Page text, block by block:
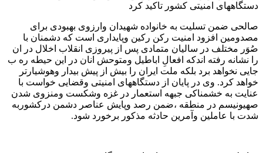
دستگاههای امنیتی کشور تاکید کرد
صالحی ضمن تسلیت به خانواده شهیدان وارزوی بهبودی برای
مصدومین افزود امنیت رکن رکین وپایداری است که دشمنان با
صُوَر مختلف در سالیان متمادی پس از پیروزی انقلاب اخلال در ان
را نشانه رفته اندکه افعالِ اباطیل ومتوحش انان در این حیطه ره ب
جایی نخواهد برد بلکه ملت ایران را بیش از پیش بیدار وهوشیارتر
خواهد کرد. وی در پایان از دستگاههای امنیتی وقضایی خواست با
عنایت به خشمناکی جبهه استعمار در غزه وشکست ومنزوی شدن
صهیونیسم در منطقه ،ضمن رصد وپایش عناصر دشمن درکشوربه
شدت با عاملین وآمرین حادثه مذکور برخورد شود.